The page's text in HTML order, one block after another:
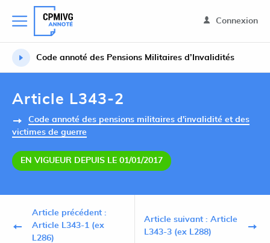
Connexion
Code annoté des Pensions Militaires d’Invalidités
Article L343-2
Code annoté des pensions militaires d'invalidité et des
victimes de guerre
EN VIGUEUR DEPUIS LE 01/01/2017
Article précédent :
Article L343-1 (ex
L286)
Article suivant : Article
L343-3 (ex L288)